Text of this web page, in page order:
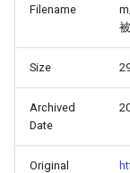
Filename
Size
Archived
Date
Original